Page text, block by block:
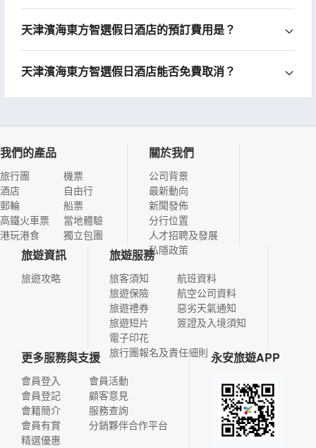
天津濱海東方智選假日酒店的預訂費用是？
天津濱海東方智選假日酒店能否免費取消？
我們的產品
旅行團
酒店
郵輪
高鐵火車票
港玩港食
機票
自由行
船票
當地體驗
獨立包團
關於我們
公司背景
最新動向
新聞發佈
分行位置
人才招聘及發展
私隱政策
旅遊資訊
旅遊攻略
旅遊服務
旅客須知
旅遊保險
旅遊禮券
旅遊短片
電子印花
航班資料
航空公司資料
惡劣天氣通知
簽證及入境須知
旅行團報名及責任細則
更多服務與支援
會員登入
會員登記
會籍簡介
會員有賞
精選優惠
會員活動
顧客意見
服務查詢
分銷夥伴合作平台
永安旅遊APP